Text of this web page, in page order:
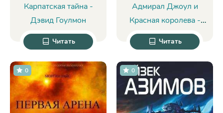
Карпатская тайна -
Дэвид Гоулмон
Читать
Адмирал Джоул и
Красная королева -
Лоис Буджолд
Читать
0 0